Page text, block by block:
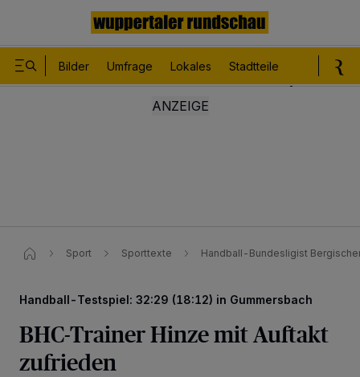
Bilder Umfrage Lokales Stadtteile
Sport Sporttexte Handball-Bundesligist
Handball-Testspiel: 32:29 (18:12) in Gummersbach
BHC-Trainer Hinze mit Auftakt
zufrieden